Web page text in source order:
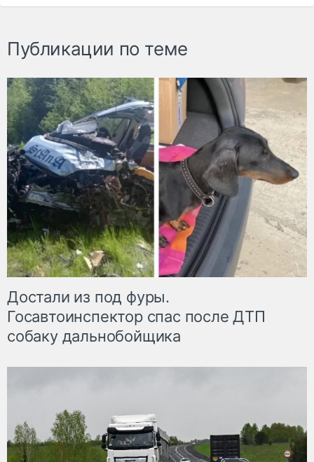
Публикации по теме
Достали из под фуры.
Госавтоинспектор спас после ДТП
собаку дальнобойщика